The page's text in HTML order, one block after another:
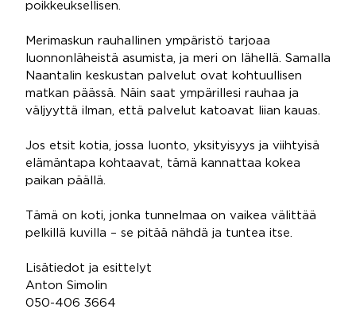
poikkeuksellisen.
Merimaskun rauhallinen ympäristö tarjoaa
luonnonläheistä asumista, ja meri on lähellä. Samalla
Naantalin keskustan palvelut ovat kohtuullisen
matkan päässä. Näin saat ympärillesi rauhaa ja
väljyyttä ilman, että palvelut katoavat liian kauas.
Jos etsit kotia, jossa luonto, yksityisyys ja viihtyisä
elämäntapa kohtaavat, tämä kannattaa kokea
paikan päällä.
Tämä on koti, jonka tunnelmaa on vaikea välittää
pelkillä kuvilla – se pitää nähdä ja tuntea itse.
Lisätiedot ja esittelyt
Anton Simolin
050-406 3664